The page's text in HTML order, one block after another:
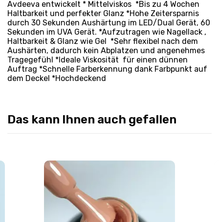
Avdeeva entwickelt * Mittelviskos *Bis zu 4 Wochen
Haltbarkeit und perfekter Glanz *Hohe Zeitersparnis
durch 30 Sekunden Aushärtung im LED/Dual Gerät, 60
Sekunden im UVA Gerät. *Aufzutragen wie Nagellack ,
Haltbarkeit & Glanz wie Gel *Sehr flexibel nach dem
Aushärten, dadurch kein Abplatzen und angenehmes
Tragegefühl *Ideale Viskosität für einen dünnen
Auftrag *Schnelle Farberkennung dank Farbpunkt auf
dem Deckel *Hochdeckend
Das kann Ihnen auch gefallen